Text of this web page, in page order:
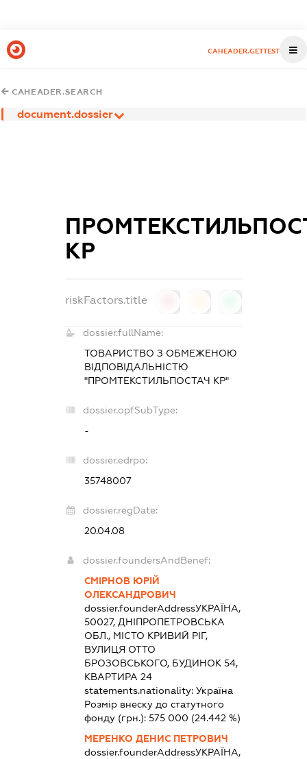
CAHEADER.GETTEST
CAHEADER.SEARCH
document.dossier
КР
riskFactors.title
dossier.fullName:
ТОВАРИСТВО З ОБМЕЖЕНОЮ
ВІДПОВІДАЛЬНІСТЮ
"ПРОМТЕКСТИЛЬПОСТАЧ КР"
dossier.opfSubType:
-
dossier.edrpo:
35748007
dossier.regDate:
20.04.08
dossier.foundersAndBenef:
СМІРНОВ ЮРІЙ
ОЛЕКСАНДРОВИЧ
dossier.founderAddressУКРАЇНА,
50027, ДНІПРОПЕТРОВСЬКА
ОБЛ., МІСТО КРИВИЙ РІГ,
ВУЛИЦЯ ОТТО
БРОЗОВСЬКОГО, БУДИНОК 54,
КВАРТИРА 24
statements.nationality:Україна
Розмір внеску до статутного
фонду (грн.):575 000 (24.442 %)
МЕРЕНКО ДЕНИС ПЕТРОВИЧ
dossier.founderAddressУКРАЇНА,